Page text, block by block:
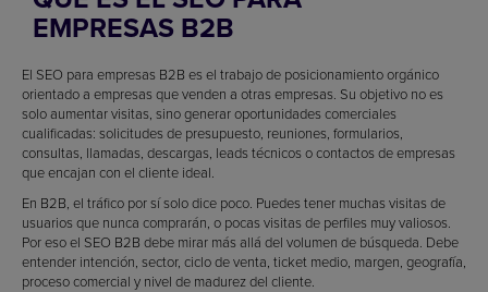
EMPRESAS B2B
El SEO para empresas B2B es el trabajo de posicionamiento orgánico
orientado a empresas que venden a otras empresas. Su objetivo no es
solo aumentar visitas, sino generar oportunidades comerciales
cualificadas: solicitudes de presupuesto, reuniones, formularios,
consultas, llamadas, descargas, leads técnicos o contactos de empresas
que encajan con el cliente ideal.
En B2B, el tráfico por sí solo dice poco. Puedes tener muchas visitas de
usuarios que nunca comprarán, o pocas visitas de perfiles muy valiosos.
Por eso el SEO B2B debe mirar más allá del volumen de búsqueda. Debe
entender intención, sector, ciclo de venta, ticket medio, margen, geografía,
proceso comercial y nivel de madurez del cliente.